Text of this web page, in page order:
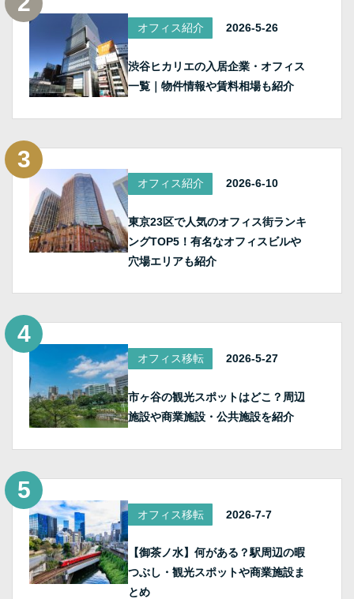
オフィス紹介 2026-5-26
渋谷ヒカリエの入居企業・オフィス
一覧｜物件情報や賃料相場も紹介
オフィス紹介 2026-6-10
東京23区で人気のオフィス街ランキ
ングTOP5！有名なオフィスビルや
穴場エリアも紹介
オフィス移転 2026-5-27
市ヶ谷の観光スポットはどこ？周辺
施設や商業施設・公共施設を紹介
オフィス移転 2026-7-7
【御茶ノ水】何がある？駅周辺の暇
つぶし・観光スポットや商業施設ま
とめ